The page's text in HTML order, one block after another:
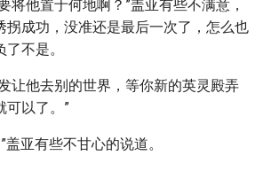
将他置于何地啊？”盖亚有些不满意，
拐成功，没准还是最后一次了，怎么也
不是。
让他去别的世界，等你新的英灵殿弄
可以了。”
亚有些不甘心的说道。